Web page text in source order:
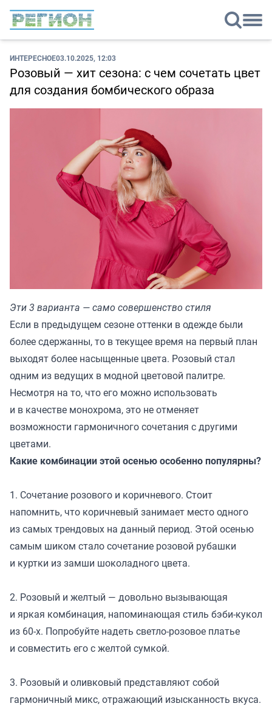
ИНТЕРЕСНОЕ03.10.2025, 12:03
Розовый — хит сезона: с чем сочетать цвет
для создания бомбического образа
Эти 3 варианта — само совершенство стиля
Если в предыдущем сезоне оттенки в одежде были
более сдержанны, то в текущее время на первый план
выходят более насыщенные цвета. Розовый стал
одним из ведущих в модной цветовой палитре.
Несмотря на то, что его можно использовать
и в качестве монохрома, это не отменяет
возможности гармоничного сочетания с другими
цветами.
Какие комбинации этой осенью особенно популярны?
1. Сочетание розового и коричневого. Стоит
напомнить, что коричневый занимает место одного
из самых трендовых на данный период. Этой осенью
самым шиком стало сочетание розовой рубашки
и куртки из замши шоколадного цвета.
2. Розовый и желтый — довольно вызывающая
и яркая комбинация, напоминающая стиль бэби-кукол
из 60-х. Попробуйте надеть светло-розовое платье
и совместить его с желтой сумкой.
3. Розовый и оливковый представляют собой
гармоничный микс, отражающий изысканность вкуса.